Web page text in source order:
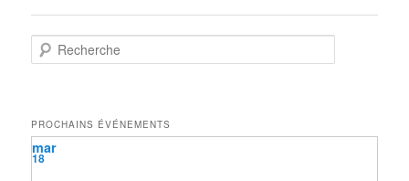
e
r
c
h
PROCHAINS ÉVÉNEMENTS
18
mar